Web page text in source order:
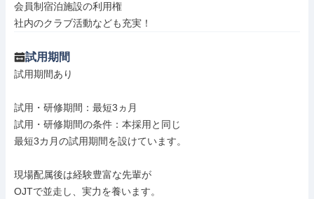
会員制宿泊施設の利用権
社内のクラブ活動なども充実！
試用期間
試用期間あり
試用・研修期間：最短3ヵ月
試用・研修期間の条件：本採用と同じ
最短3カ月の試用期間を設けています。
現場配属後は経験豊富な先輩が
OJTで並走し、実力を養います。